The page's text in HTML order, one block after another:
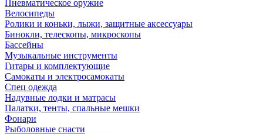
Пневматическое оружие
Велосипеды
Ролики и коньки, лыжи, защитные аксессуары
Бинокли, телескопы, микроскопы
Бассейны
Музыкальные инструменты
Гитары и комплектующие
Самокаты и электросамокаты
Спец одежда
Надувные лодки и матрасы
Палатки, тенты, спальные мешки
Фонари
Рыболовные снасти